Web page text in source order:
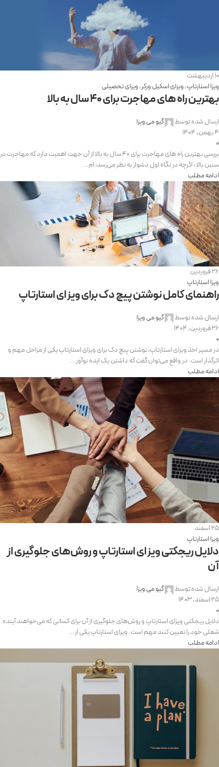
10اردیبهشت
ویزا استارتاپ,ویزای اسکیل ورکر,ویزای تحصیلی
بهترین راه های مهاجرت برای 40 سال به بالا
ارسال شده توسط
گیو می ویزا
4 بهمن, 1404
0
بررسی بهترین راه های مهاجرت برای 40 سال به بالا از آن جهت اهمیت دارد که مهاجرت در
سنین بالا ، اگرچه در نگاه اول دشوار به نظر می‌رسد، ام...
ادامه مطلب
26فروردین
ویزا استارتاپ
راهنمای کامل نوشتن پیچ دک برای ویزای استارتاپ
ارسال شده توسط
گیو می ویزا
26 فروردین, 1404
0
در مسیر اخذ ویزای استارتاپ، نوشتن پیچ دک برای ویزای استارتاپ یکی از مراحل مهم و
اثرگذار است. در واقع می‌توان گفت که داشتن یک ایده نوآور...
ادامه مطلب
25اسفند
ویزا استارتاپ
دلایل ریجکتی ویزای استارتاپ و روش‌های جلوگیری از
آن
ارسال شده توسط
گیو می ویزا
25 اسفند, 1403
0
دلایل ریجکتی ویزای استارتاپ و روش‌های جلوگیری از آن برای کسانی که می‌خواهند آینده
شغلی خود را تعیین کنند مهم است. ویزای استارتاپ یکی از...
ادامه مطلب